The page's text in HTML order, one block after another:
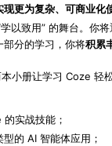
更为复杂、可商业化
以致用” 的舞台。你
部分的学习，你将积累
小册让学习 Coze 轻
实战技能；
的 AI 智能体应用；